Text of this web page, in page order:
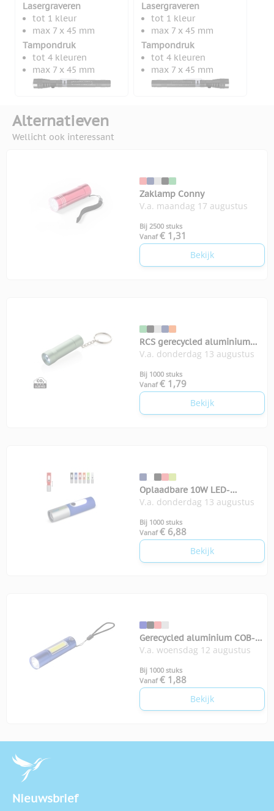
Lasergraveren
tot 1 kleur
max 7 x 45 mm
Tampondruk
tot 4 kleuren
max 7 x 45 mm
Lasergraveren
tot 1 kleur
max 7 x 45 mm
Tampondruk
tot 4 kleuren
max 7 x 45 mm
Alternatieven
Wellicht ook interessant
Zaklamp Conny
V.a. maandag 17 augustus
Bij 2500 stuks
Vanaf € 1,31
Bekijk
RCS gerecycled aluminium
sleutelhanger zaklamp Flash
V.a. donderdag 13 augustus
Bij 1000 stuks
Vanaf € 1,79
Bekijk
Oplaadbare 10W LED-
zaklamp zoom
V.a. donderdag 13 augustus
Bij 1000 stuks
Vanaf € 6,88
Bekijk
Gerecycled aluminium COB-
zaklamp Sami
V.a. woensdag 12 augustus
Bij 1000 stuks
Vanaf € 1,88
Bekijk
Nieuwsbrief